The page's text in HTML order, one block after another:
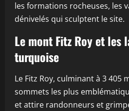
les formations rocheuses, les
dénivelés qui sculptent le site.
Le mont Fitz Roy et les
turquoise
Le Fitz Roy, culminant à 3 405
sommets les plus
et attire randonneurs et